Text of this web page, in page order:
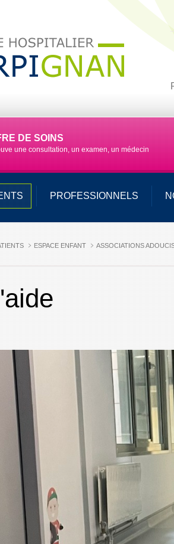
DE SOINS
une consultation, un examen, un médecin
PROFESSIONNELS
ESPACE ENFANT ASSOCIATIONS